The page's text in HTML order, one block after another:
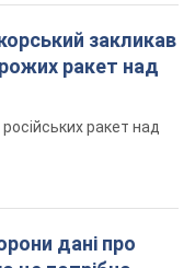
закликав
ракет над
ракет над
дані про